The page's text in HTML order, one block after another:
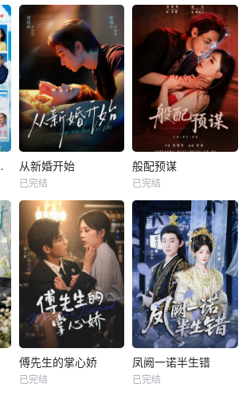
风暴 从新婚开始
已完结
般配预谋
已完结
傅先生的掌心娇
已完结
凤阙一诺半生错
已完结